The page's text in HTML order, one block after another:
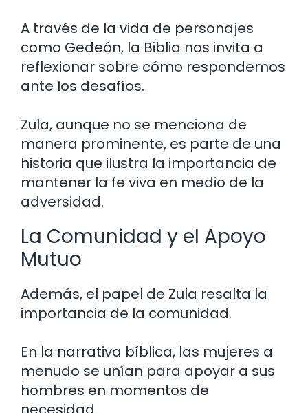
A través de la vida de personajes
como Gedeón, la Biblia nos invita a
reflexionar sobre cómo respondemos
ante los desafíos.
Zula, aunque no se menciona de
manera prominente, es parte de una
historia que ilustra la importancia de
mantener la fe viva en medio de la
adversidad.
La Comunidad y el Apoyo
Mutuo
Además, el papel de Zula resalta la
importancia de la comunidad.
En la narrativa bíblica, las mujeres a
menudo se unían para apoyar a sus
hombres en momentos de